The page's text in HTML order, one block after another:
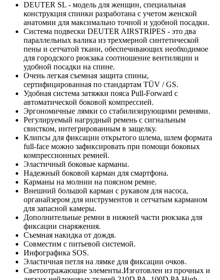
DEUTER SL - модель для женщин, специальная
конструкция спинки разработана с учетом женской
анатомии для максимально точной и удобной посадки.
Система подвески DEUTER AIRSTRIPES - это два
параллельных валика из трехмерной синтетической
пены и сетчатой ткани, обеспечивающих необходимое
для городского рюкзака соотношение вентиляции и
удобной посадки на спине.
Очень легкая съемная защита спины,
сертифицированная по стандартам TÜV / GS.
Удобная система затяжки пояса Pull-Forward с
автоматической боковой компрессией.
Эргономичные лямки со стабилизирующими ремнями.
Регулируемый нагрудный ремень с сигнальным
свистком, интегрированным в защелку.
Клипсы для фиксации открытого шлема, шлем формата
full-face можно зафиксировать при помощи боковых
компрессионных ремней.
Эластичный боковые карманы.
Надежный боковой карман для смартфона.
Карманы на молнии на поясном ремне.
Внешний большой карман с рукавом для насоса,
органайзером для инструментов и сетчатым карманом
для запасной камеры.
Дополнительные ремни в нижней части рюкзака для
фиксации снаряжения.
Съемная накидка от дождя.
Совместим с питьевой системой.
Инфографика SOS.
Эластичная петля на лямке для фиксации очков.
Светоотражающие элементы.Изготовлен из прочных и